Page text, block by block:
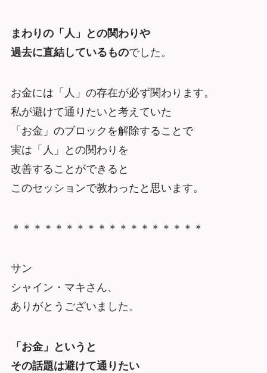
まわりの「人」との関わりや
過去に直結しているものでした。
お金には「人」の存在が必ず関わります。
私が避けて通りたいと考えていた
「お金」のブロックを解除することで
実は「人」との関わりを
改善することができると
このセッションで教わったと思います。
＊＊＊＊＊＊＊＊＊＊＊＊＊＊＊＊＊＊
サン
シャイン・マキさん、
ありがとうございました。
「お金」というと
その話題は避けて通りたい